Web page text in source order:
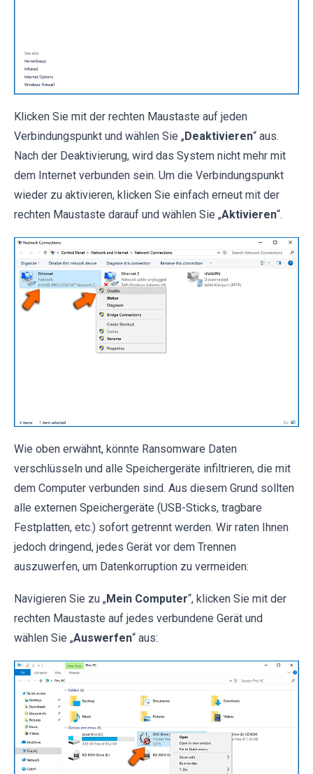
Klicken Sie mit der rechten Maustaste auf jeden
Verbindungspunkt und wählen Sie „Deaktivieren“ aus.
Nach der Deaktivierung, wird das System nicht mehr mit
dem Internet verbunden sein. Um die Verbindungspunkt
wieder zu aktivieren, klicken Sie einfach erneut mit der
rechten Maustaste darauf und wählen Sie „Aktivieren“.
Wie oben erwähnt, könnte Ransomware Daten
verschlüsseln und alle Speichergeräte infiltrieren, die mit
dem Computer verbunden sind. Aus diesem Grund sollten
alle externen Speichergeräte (USB-Sticks, tragbare
Festplatten, etc.) sofort getrennt werden. Wir raten Ihnen
jedoch dringend, jedes Gerät vor dem Trennen
auszuwerfen, um Datenkorruption zu vermeiden:
Navigieren Sie zu „Mein Computer“, klicken Sie mit der
rechten Maustaste auf jedes verbundene Gerät und
wählen Sie „Auswerfen“ aus: